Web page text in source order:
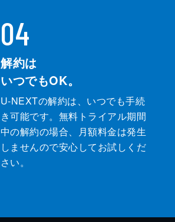
04
解約は
いつでもOK。
U-NEXTの解約は、いつでも手続
き可能です。無料トライアル期間
中の解約の場合、月額料金は発生
しませんので安心してお試しくだ
さい。